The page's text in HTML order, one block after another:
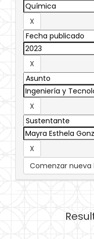
Comenzar nueva